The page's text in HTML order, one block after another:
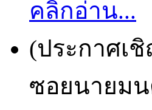
คลิกอ่าน...
(ประกาศเ
ซอยนายม